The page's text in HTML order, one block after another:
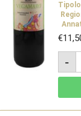
€
-